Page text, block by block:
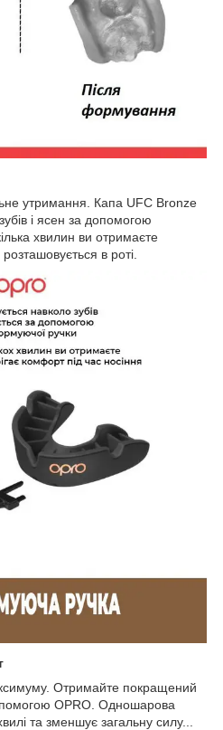
утримання. Капа UFC Bronze
і ясен за допомогою
хвилин ви отримаєте
в роті.
Отримайте покращений
OPRO. Одношарова
та зменшує загальну силу...